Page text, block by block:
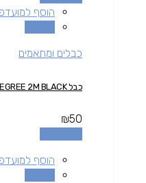
הוסף
כבלים ומתאמים
כבל HDMI RIGHT ANGLE 90 DEGREE 2M BLACK
₪50
הוסף